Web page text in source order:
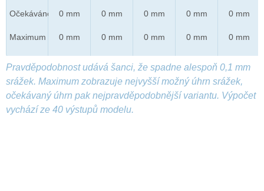
Očekáváno
Maximum
0 mm
0 mm
0 mm
0 mm
0 mm
0 mm
0 mm
0 mm
0 mm
0 mm
Pravděpodobnost udává šanci, že spadne alespoň 0,1 mm
srážek. Maximum zobrazuje nejvyšší možný úhrn srážek,
očekávaný úhrn pak nejpravděpodobnější variantu. Výpočet
vychází ze 40 výstupů modelu.